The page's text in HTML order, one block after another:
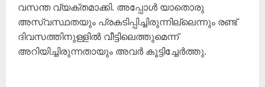
വസന്ത വ്യക്തമാക്കി. അപ്പോൾ യാതൊരു
അസ്വസ്ഥതയും പ്രകടിപ്പിച്ചിരുന്നില്ലെന്നും രണ്ട്
ദിവസത്തിനുള്ളിൽ വീട്ടിലെത്തുമെന്ന്
അറിയിച്ചിരുന്നതായും അവർ കൂട്ടിച്ചേർത്തു.